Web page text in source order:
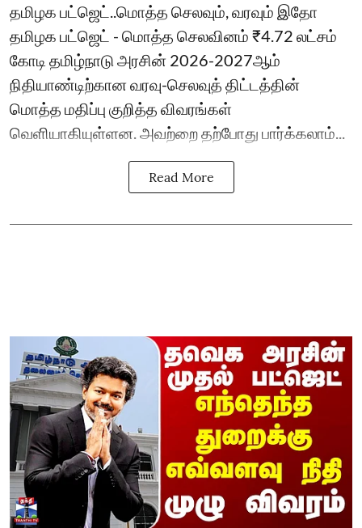
தமிழக பட்ஜெட்..மொத்த செலவும், வரவும் இதோ
தமிழக பட்ஜெட் - மொத்த செலவினம் ₹4.72 லட்சம்
கோடி தமிழ்நாடு அரசின் 2026-2027ஆம்
நிதியாண்டிற்கான வரவு-செலவுத் திட்டத்தின்
மொத்த மதிப்பு குறித்த விவரங்கள்
வெளியாகியுள்ளன. அவற்றை தற்போது பார்க்கலாம்...
Read More